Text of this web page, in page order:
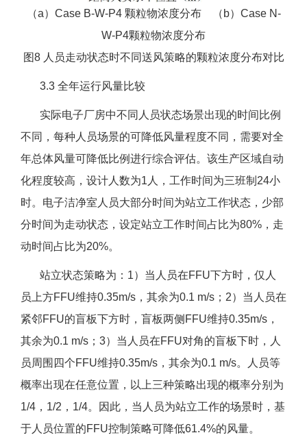
（a）Case B-W-P4 颗粒物浓度分布 （b）Case N-
W-P4颗粒物浓度分布
图8 人员走动状态时不同送风策略的颗粒浓度分布对比
3.3 全年运行风量比较
实际电子厂房中不同人员状态场景出现的时间比例
不同，每种人员场景的可降低风量程度不同，需要对全
年总体风量可降低比例进行综合评估。该生产区域自动
化程度较高，设计人数为1人，工作时间为三班制24小
时。电子洁净室人员大部分时间为站立工作状态，少部
分时间为走动状态，设定站立工作时间占比为80%，走
动时间占比为20%。
站立状态策略为：1）当人员在FFU下方时，仅人
员上方FFU维持0.35m/s，其余为0.1 m/s；2）当人员在
紧邻FFU的盲板下方时，盲板两侧FFU维持0.35m/s，
其余为0.1 m/s；3）当人员在FFU对角的盲板下时，人
员周围四个FFU维持0.35m/s，其余为0.1 m/s。人员等
概率出现在任意位置，以上三种策略出现的概率分别为
1/4，1/2，1/4。因此，当人员为站立工作的场景时，基
于人员位置的FFU控制策略可降低61.4%的风量。